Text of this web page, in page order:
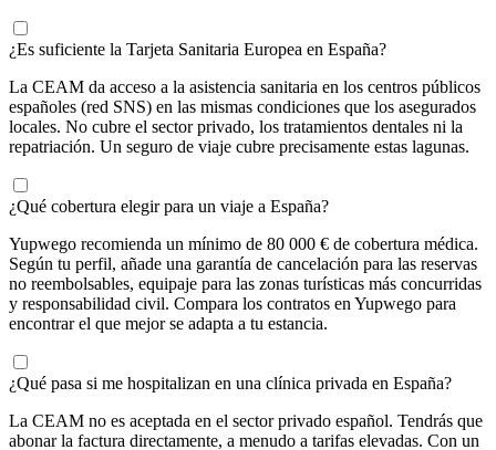
¿Es suficiente la Tarjeta Sanitaria Europea en España?
La CEAM da acceso a la asistencia sanitaria en los centros públicos
españoles (red SNS) en las mismas condiciones que los asegurados
locales. No cubre el sector privado, los tratamientos dentales ni la
repatriación. Un seguro de viaje cubre precisamente estas lagunas.
¿Qué cobertura elegir para un viaje a España?
Yupwego recomienda un mínimo de 80 000 € de cobertura médica.
Según tu perfil, añade una garantía de cancelación para las reservas
no reembolsables, equipaje para las zonas turísticas más concurridas
y responsabilidad civil. Compara los contratos en Yupwego para
encontrar el que mejor se adapta a tu estancia.
¿Qué pasa si me hospitalizan en una clínica privada en España?
La CEAM no es aceptada en el sector privado español. Tendrás que
abonar la factura directamente, a menudo a tarifas elevadas. Con un